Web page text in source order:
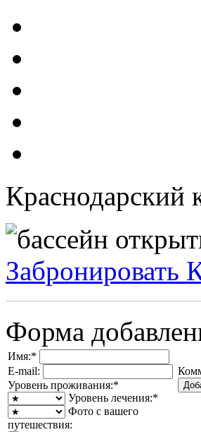
Краснодарский
Забронировать
Форма
Имя:*
E-mail:
Уровень проживания:*
Уровень лечения:*
Фото с вашего
путешествия: